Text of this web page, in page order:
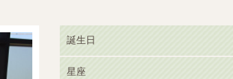
誕生日
星座